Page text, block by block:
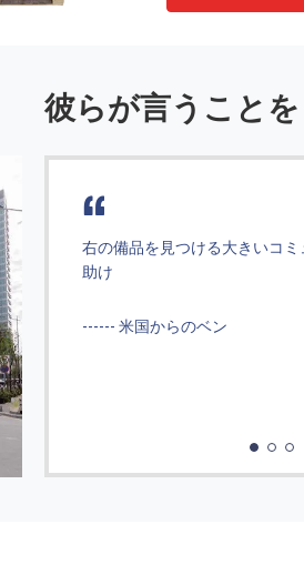
彼らが言うことを
嬉しい、非常に船は絶食し、
ックアップおよびランニング….
------ ニュージーランドからの